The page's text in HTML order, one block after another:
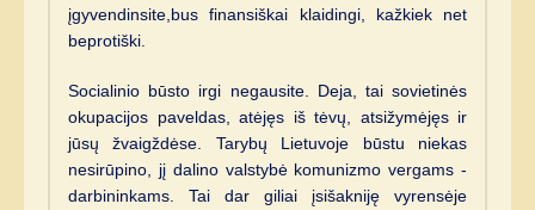
įgyvendinsite,bus finansiškai klaidingi, kažkiek net
beprotiški.
Socialinio būsto irgi negausite. Deja, tai sovietinės
okupacijos paveldas, atėjęs iš tėvų, atsižymėjęs ir
jūsų žvaigždėse. Tarybų Lietuvoje būstu niekas
nesirūpino, jį dalino valstybė komunizmo vergams -
darbininkams. Tai dar giliai įsišakniję vyrensėje